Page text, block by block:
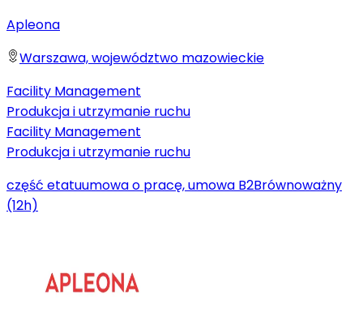
Apleona
Warszawa, województwo mazowieckie
Facility Management
Produkcja i utrzymanie ruchu
Facility Management
Produkcja i utrzymanie ruchu
część etatuumowa o pracę, umowa B2Brównoważny
(12h)